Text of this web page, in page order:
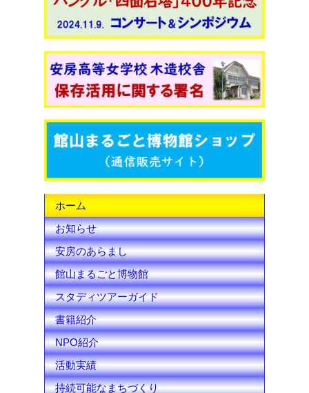
e
b
o
o
t
t
e
r
T
u
b
e
C
h
n
n
e
l
ホーム
お知らせ
安房のあらまし
館山まるごと博物館
スタディツアーガイド
書籍紹介
NPO紹介
活動実績
持続可能なまちづくり